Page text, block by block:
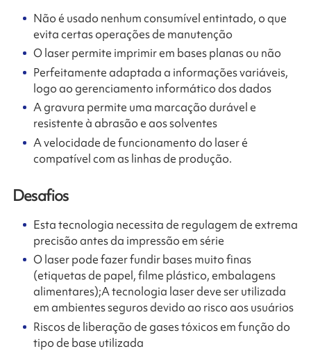
Não é usado nenhum consumível entintado, o que
evita certas operações de manutenção
O laser permite imprimir em bases planas ou não
Perfeitamente adaptada a informações variáveis,
logo ao gerenciamento informático dos dados
A gravura permite uma marcação durável e
resistente à abrasão e aos solventes
A velocidade de funcionamento do laser é
compatível com as linhas de produção.
Desafios
Esta tecnologia necessita de regulagem de extrema
precisão antes da impressão em série
O laser pode fazer fundir bases muito finas
(etiquetas de papel, filme plástico, embalagens
alimentares);A tecnologia laser deve ser utilizada
em ambientes seguros devido ao risco aos usuários
Riscos de liberação de gases tóxicos em função do
tipo de base utilizada